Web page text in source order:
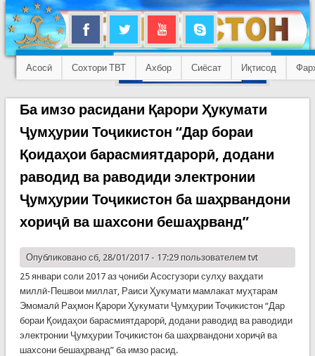
Асосӣ Сохтори ТВТ Ахбор Сиёсат Иқтисод
Ба имзо расидани Қарори Ҳукумати
Ҷумҳурии Тоҷикистон “Дар бораи
Қоидаҳои барасмиятдарорӣ, додани
раводид ва раводиди электронии
Ҷумҳурии Тоҷикистон ба шаҳрвандони
хориҷӣ ва шахсони бешаҳрванд”
Опубликовано сб, 28/01/2017 - 17:29 пользователем tvt
25 январи соли 2017 аз ҷониби Асосгузори сулҳу ваҳдати
миллӣ-Пешвои миллат, Раиси Ҳукумати мамлакат муҳтарам
Эмомалӣ Раҳмон Қарори Ҳукумати Ҷумҳурии Тоҷикистон “Дар
бораи Қоидаҳои барасмиятдарорӣ, додани раводид ва раводиди
электронии Ҷумҳурии Тоҷикистон ба шаҳрвандони хориҷӣ ва
шахсони бешаҳрванд” ба имзо расид.